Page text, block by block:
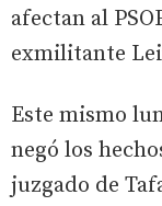
afectan al
exmilitante
Este mismo
negó los
juzgado de